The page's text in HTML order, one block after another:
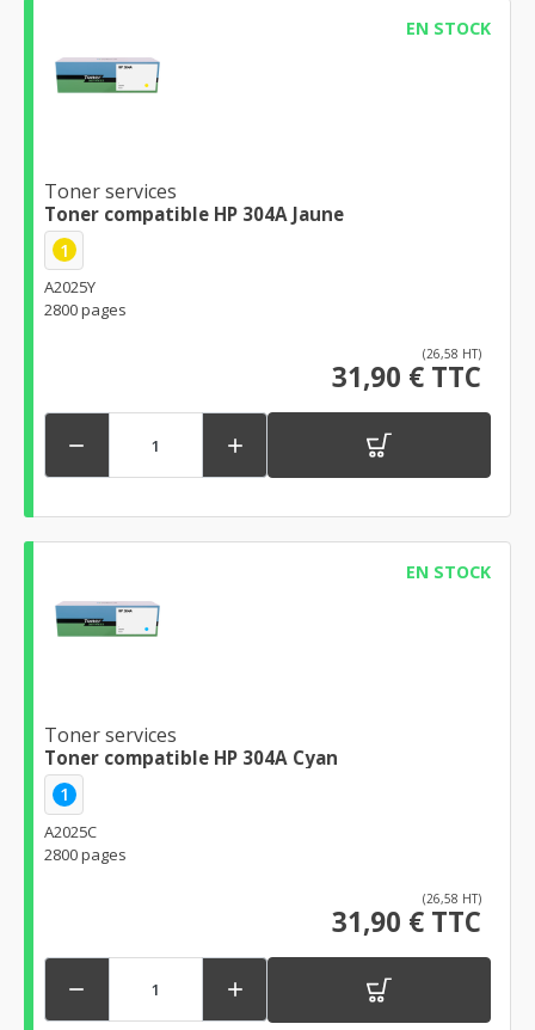
EN STOCK
Toner services
Toner compatible HP 304A Jaune
1
A2025Y
2800 pages
(26,58 HT)
31,90 € TTC
 
EN STOCK
Toner services
Toner compatible HP 304A Cyan
1
A2025C
2800 pages
(26,58 HT)
31,90 € TTC
 